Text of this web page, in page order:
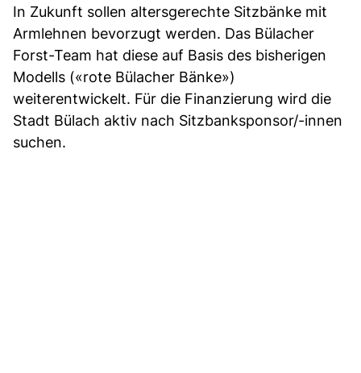
In Zukunft sollen altersgerechte Sitzbänke mit
Armlehnen bevorzugt werden. Das Bülacher
Forst-Team hat diese auf Basis des bisherigen
Modells («rote Bülacher Bänke»)
weiterentwickelt. Für die Finanzierung wird die
Stadt Bülach aktiv nach Sitzbanksponsor/-innen
suchen.